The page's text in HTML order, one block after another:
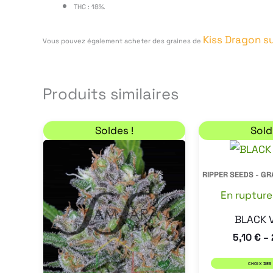
THC : 18%.
Vous pouvez également acheter des graines de Kiss Dragon
Produits similaires
Soldes !Plage de prix : 5,95 € à 39,95 €
Ce
plusieurs
variations.
Les
options
peuvent
RIPPER SEEDS -
En
BLACK
5,10€–
CHOIX DES